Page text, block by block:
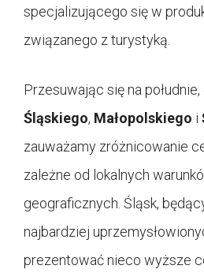
specjalizującego się w
związanego z turystyką.
Przesuwając się na południe,
Śląskiego, Małopolskiego i
zauważamy zróżnicowanie
zależne od lokalnych
geograficznych. Śląsk,
najbardziej
prezentować nieco wyższe